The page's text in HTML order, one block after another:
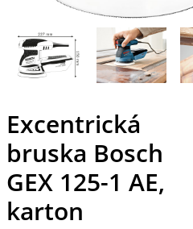
Excentrická
bruska Bosch
GEX 125-1 AE,
karton